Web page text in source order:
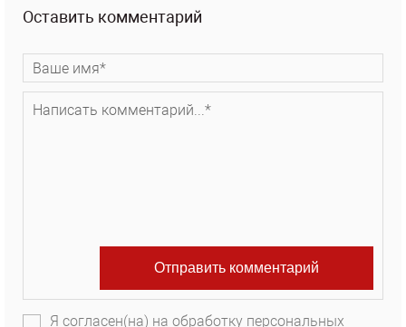
Оставить комментарий
Я согласен(на) на обработку персональных